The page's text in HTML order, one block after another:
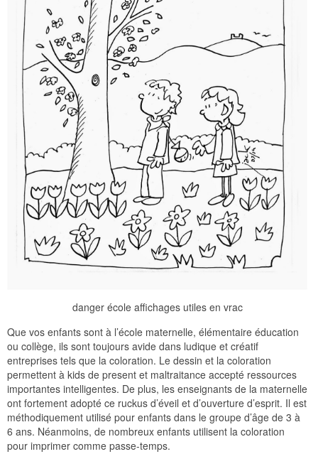
danger école affichages utiles en vrac
Que vos enfants sont à l’école maternelle, élémentaire éducation
ou collège, ils sont toujours avide dans ludique et créatif
entreprises tels que la coloration. Le dessin et la coloration
permettent à kids de present et maltraitance accepté ressources
importantes intelligentes. De plus, les enseignants de la maternelle
ont fortement adopté ce ruckus d’éveil et d’ouverture d’esprit. Il est
méthodiquement utilisé pour enfants dans le groupe d’âge de 3 à
6 ans. Néanmoins, de nombreux enfants utilisent la coloration
pour imprimer comme passe-temps.